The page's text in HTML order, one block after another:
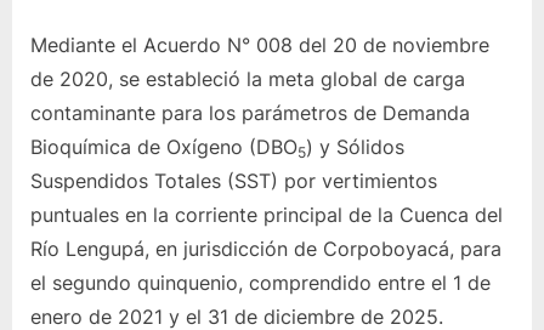
Mediante el Acuerdo N° 008 del 20 de noviembre
de 2020, se estableció la meta global de carga
contaminante para los parámetros de Demanda
Bioquímica de Oxígeno (DBO5) y Sólidos
Suspendidos Totales (SST) por vertimientos
puntuales en la corriente principal de la Cuenca del
Río Lengupá, en jurisdicción de Corpoboyacá, para
el segundo quinquenio, comprendido entre el 1 de
enero de 2021 y el 31 de diciembre de 2025.